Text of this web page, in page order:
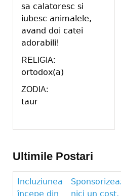
sa calatoresc si
iubesc animalele,
avand doi catei
adorabili!
RELIGIA:
ortodox(a)
ZODIA:
taur
Ultimile Postari
Incluziunea
începe din
nici un cost,